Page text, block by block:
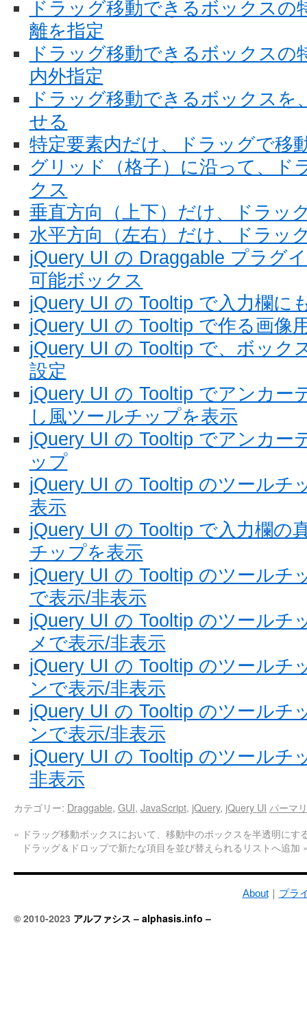
ドラッグ移動できるボックスの
離を指定
ドラッグ移動できるボックス
内外指定
ドラッグ移動できるボックスを
せる
特定要素内だけ、ドラッグで移
グリッド（格子）に沿って、ド
クス
垂直方向（上下）だけ、ドラッ
水平方向（左右）だけ、ドラッ
jQuery UI の Draggable プラグ
可能ボックス
jQuery UI の Tooltip で入力欄に
jQuery UI の Tooltip で作る画像
jQuery UI の Tooltip で、ボック
設定
jQuery UI の Tooltip でアンカー
し風ツールチップを表示
jQuery UI の Tooltip でアンカー
ップ
jQuery UI の Tooltip のツールチ
表示
jQuery UI の Tooltip で入力欄の
チップを表示
jQuery UI の Tooltip のツールチ
で表示/非表示
jQuery UI の Tooltip のツールチ
メで表示/非表示
jQuery UI の Tooltip のツールチ
ンで表示/非表示
jQuery UI の Tooltip のツールチ
ンで表示/非表示
jQuery UI の Tooltip のツールチ
非表示
カテゴリー: Draggable, GUI, JavaScript, jQuery, jQuery UI パーマ
« ドラッグ移動ボックスにおいて、移動中のボックスを半透明にす
ドラッグ＆ドロップで新たな項目を並び替えられるリストへ追加
About｜ プラ
© 2010-2023 アルファシス – alphasis.info –